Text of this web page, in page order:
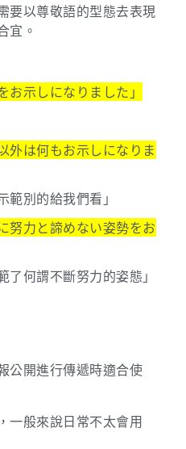
要以尊敬語的型態去表現
宜。
お示しになりました」
外は何もお示しになりま
範別的給我們看」
努力と諦めない姿勢をお
了何謂不斷努力的姿態」
公開進行傳遞時適合使
一般來說日常不太會用